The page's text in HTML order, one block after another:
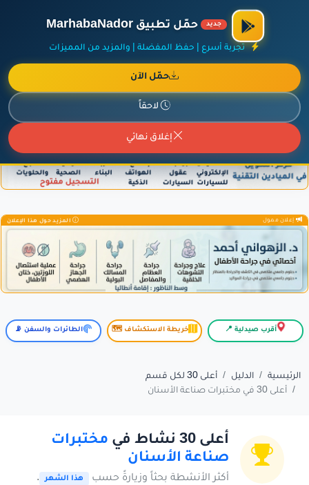
الراعي الرسمي لمنصة مرحباناظور،
أضف نشاطك مجاناً| آخر الإضافات|
جديد حمّل تطبيق MarhabaNador
تجربة أسرع | حفظ المفضلة | والمزيد من المميزات
حمّل الآن
لاحقاً
إغلاق نهائي
المزيد حول هذا الإعلان
إعلان ممول المزيد حول هذا الإعلان
أقرب صيدلية 📍 خريطة الاستكشاف 🗺️ الطائرات والسفن 📡
الرئيسية الدليل
أعلى 30 لكل قسم
أعلى 30 في مختبرات صناعة الأسنان
أعلى 30 نشاط في
مختبرات
صناعة الأسنان
أكثر الأنشطة بحثاً وزيارةً حسب هذا الشهر .